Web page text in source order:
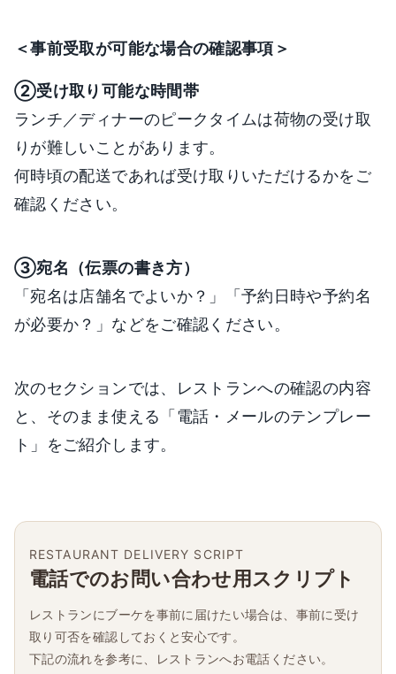
＜事前受取が可能な場合の確認事項＞
②受け取り可能な時間帯
ランチ／ディナーのピークタイムは荷物の受け取
りが難しいことがあります。
何時頃の配送であれば受け取りいただけるかをご
確認ください。
③宛名（伝票の書き方）
「宛名は店舗名でよいか？」「予約日時や予約名
が必要か？」などをご確認ください。
次のセクションでは、レストランへの確認の内容
と、そのまま使える「電話・メールのテンプレー
ト」をご紹介します。
RESTAURANT DELIVERY SCRIPT
電話でのお問い合わせ用スクリプト
レストランにブーケを事前に届けたい場合は、事前に受け
取り可否を確認しておくと安心です。
下記の流れを参考に、レストランへお電話ください。